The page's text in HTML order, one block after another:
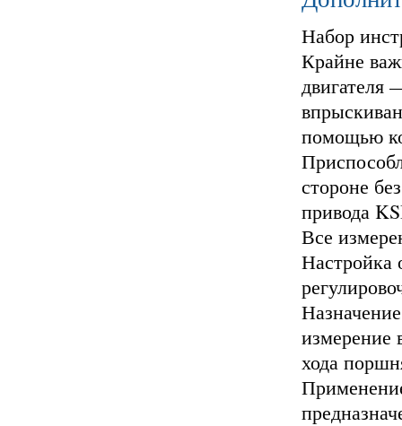
Набор
Крайне
двигателя
помощью
стороне
привода
Все
Настройка
измерение
хода